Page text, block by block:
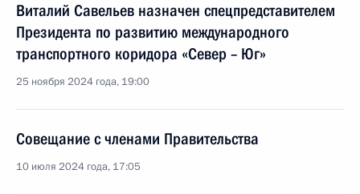
Виталий Савельев назначен спецпредставителем
Президента по развитию международного
транспортного коридора «Север – Юг»
25 ноября 2024 года, 19:00
Совещание с членами Правительства
10 июля 2024 года, 17:05